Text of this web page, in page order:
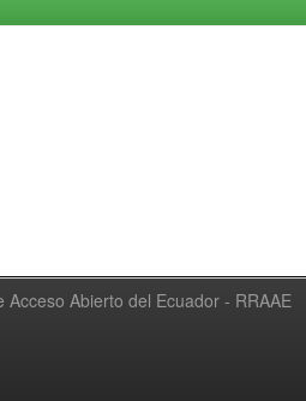
Abierto del Ecuador - RRAAE